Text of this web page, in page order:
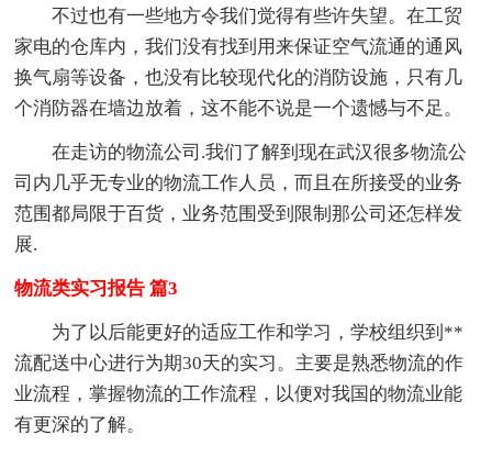
不过也有一些地方令我们觉得有些许失望。在工贸
家电的仓库内，我们没有找到用来保证空气流通的通风
换气扇等设备，也没有比较现代化的消防设施，只有几
个消防器在墙边放着，这不能不说是一个遗憾与不足。
在走访的物流公司.我们了解到现在武汉很多物流公
司内几乎无专业的物流工作人员，而且在所接受的业务
范围都局限于百货，业务范围受到限制那公司还怎样发
展.
物流类实习报告 篇3
为了以后能更好的适应工作和学习，学校组织到**
流配送中心进行为期30天的实习。主要是熟悉物流的作
业流程，掌握物流的工作流程，以便对我国的物流业能
有更深的了解。